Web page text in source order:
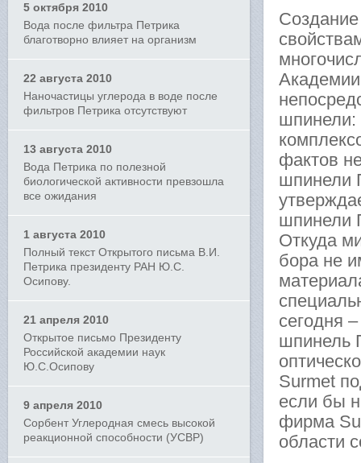
5 октября 2010
Вода после фильтра Петрика
благотворно влияет на организм
22 августа 2010
Наночастицы углерода в воде после
фильтров Петрика отсутствуют
13 августа 2010
Вода Петрика по полезной
биологической активности превзошла
все ожидания
1 августа 2010
Полный текст Открытого письма В.И.
Петрика президенту РАН Ю.С.
Осипову.
21 апреля 2010
Открытое письмо Президенту
Российской академии наук
Ю.С.Осипову
9 апреля 2010
Сорбент Углеродная смесь высокой
реакционной способности (УСВР)
шпинели:
фактов
шпинели
шпинели
Откуда
бора не
сегодня
шпинель
Surmet
если бы
фирма
области